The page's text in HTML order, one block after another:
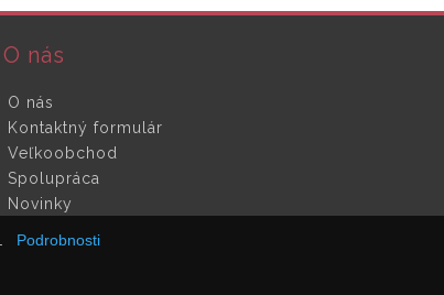
O nás
O nás
Kontaktný formulár
Veľkoobchod
Spolupráca
Novinky
Podrobnosti